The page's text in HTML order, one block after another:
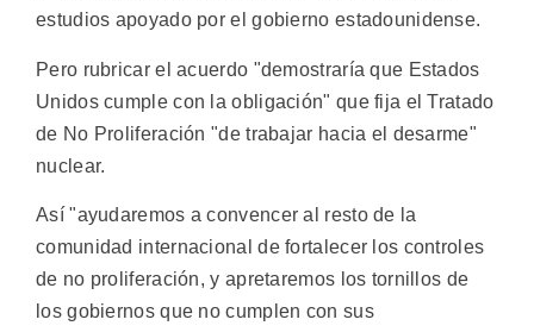
estudios apoyado por el gobierno estadounidense.
Pero rubricar el acuerdo "demostraría que Estados
Unidos cumple con la obligación" que fija el Tratado
de No Proliferación "de trabajar hacia el desarme"
nuclear.
Así "ayudaremos a convencer al resto de la
comunidad internacional de fortalecer los controles
de no proliferación, y apretaremos los tornillos de
los gobiernos que no cumplen con sus